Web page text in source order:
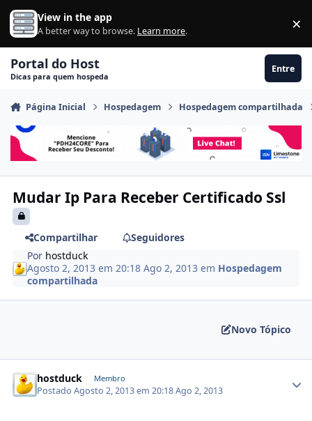
Ir para conteúdo
View in the app
A better way to browse. Learn more. ×
Portal do Host
Dicas para quem hospeda
Entre
Página Inicial Hospedagem Hospedagem compartilhada
Mudar Ip Para Receber Certificado Ssl
Compartilhar
Seguidores
Por hostduck
Agosto 2, 2013 em 20:18Ago 2, 2013 em Hospedagem
compartilhada
Novo Tópico
hostduck Membro
PostadoAgosto 2, 2013 em 20:18Ago 2, 2013